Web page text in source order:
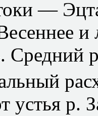
—
Средний
устья р.